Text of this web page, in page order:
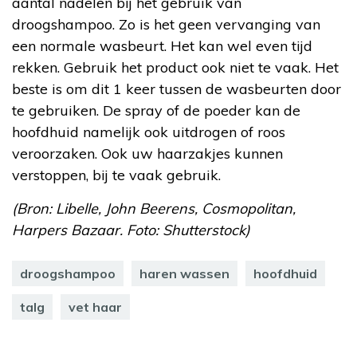
droogshampoo. Zo is het geen vervanging van
een normale wasbeurt. Het kan wel even tijd
rekken. Gebruik het product ook niet te vaak. Het
beste is om dit 1 keer tussen de wasbeurten door
te gebruiken. De spray of de poeder kan de
hoofdhuid namelijk ook uitdrogen of roos
veroorzaken. Ook uw haarzakjes kunnen
verstoppen, bij te vaak gebruik.
(Bron: Libelle, John Beerens, Cosmopolitan,
Harpers Bazaar. Foto: Shutterstock)
droogshampoo haren wassen hoofdhuid
talg vet haar